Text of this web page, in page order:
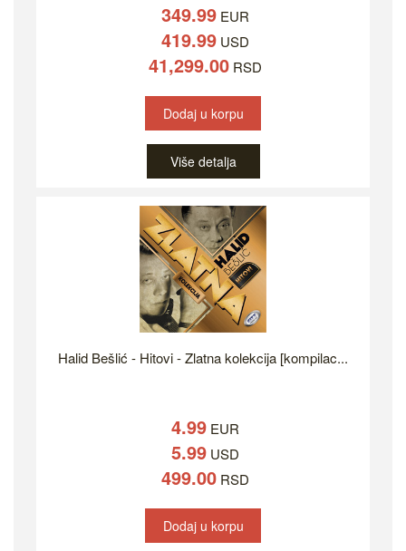
349.99 EUR
419.99 USD
41,299.00 RSD
Dodaj u korpu
Više detalja
Halid Bešlić - Hitovi - Zlatna kolekcija [kompilac...
4.99 EUR
5.99 USD
499.00 RSD
Dodaj u korpu